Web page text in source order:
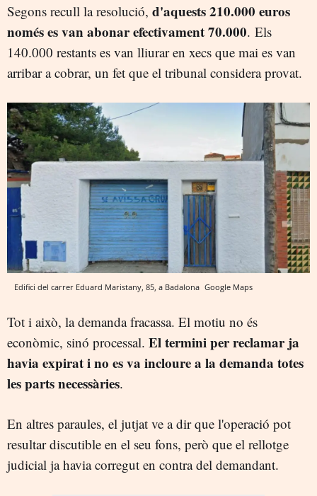
Segons recull la resolució, d'aquests 210.000 euros
només es van abonar efectivament 70.000. Els
140.000 restants es van lliurar en xecs que mai es van
arribar a cobrar, un fet que el tribunal considera provat.
Edifici del carrer Eduard Maristany, 85, a Badalona Google Maps
Tot i això, la demanda fracassa. El motiu no és
econòmic, sinó processal. El termini per reclamar ja
havia expirat i no es va incloure a la demanda totes
les parts necessàries.
En altres paraules, el jutjat ve a dir que l'operació pot
resultar discutible en el seu fons, però que el rellotge
judicial ja havia corregut en contra del demandant.